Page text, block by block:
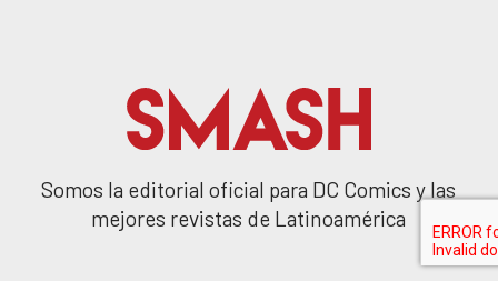
Somos la editorial oficial para DC Comics y las
mejores revistas de Latinoamérica